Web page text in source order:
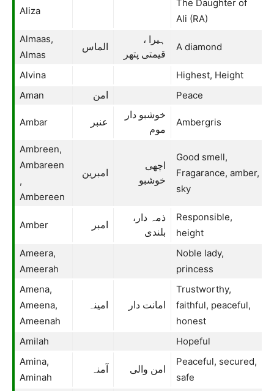
Aliza
The Daughter of
Ali (RA)
Almaas,
Almas
الماس
ہیرا ،
قیمتی پتھر
A diamond
Alvina
Highest, Height
Aman
امن Peace
Ambar عنبر
خوشبو دار
موم
Ambergris
Ambreen,
Ambareen
,
Ambereen
امبرین
اچھی
خوشبو
Good smell,
Fragarance, amber,
sky
Amber امبر
ذمہ دار،
بلندی
Responsible,
height
Ameera,
Ameerah
Noble lady,
princess
Amena,
Ameena,
Ameenah
امینہ امانت دار
Trustworthy,
faithful, peaceful,
honest
Amilah
Hopeful
Amina,
Aminah
آمنہ امن والی
Peaceful, secured,
safe